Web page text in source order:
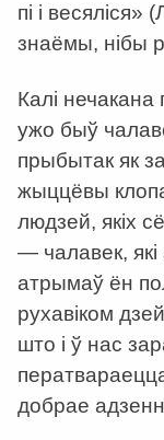
пі і
знаёмы, нібы
Калі
ужо быў
прыбытак як
жыццёвы
людзей, якіх
— чалавек, які
атрымаў ён
рухавіком
што і ў нас
добрае